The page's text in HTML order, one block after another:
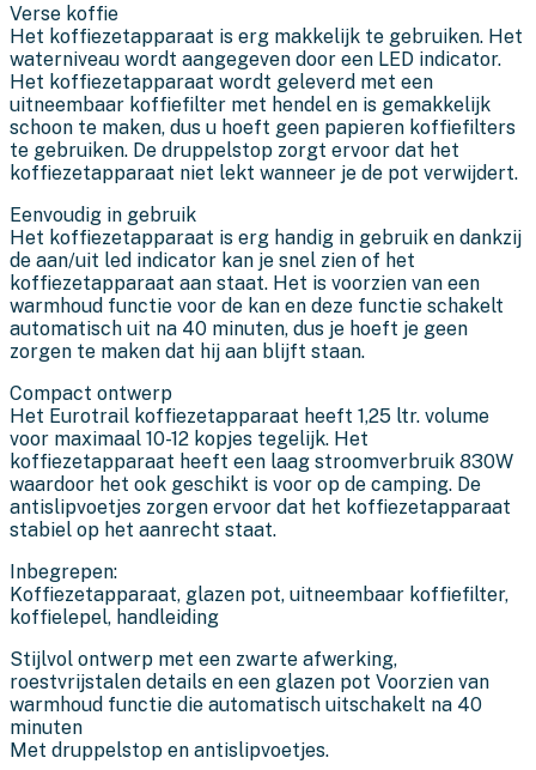
Verse koffie
Het koffiezetapparaat is erg makkelijk te gebruiken. Het
waterniveau wordt aangegeven door een LED indicator.
Het koffiezetapparaat wordt geleverd met een
uitneembaar koffiefilter met hendel en is gemakkelijk
schoon te maken, dus u hoeft geen papieren koffiefilters
te gebruiken. De druppelstop zorgt ervoor dat het
koffiezetapparaat niet lekt wanneer je de pot verwijdert.
Eenvoudig in gebruik
Het koffiezetapparaat is erg handig in gebruik en dankzij
de aan/uit led indicator kan je snel zien of het
koffiezetapparaat aan staat. Het is voorzien van een
warmhoud functie voor de kan en deze functie schakelt
automatisch uit na 40 minuten, dus je hoeft je geen
zorgen te maken dat hij aan blijft staan.
Compact ontwerp
Het Eurotrail koffiezetapparaat heeft 1,25 ltr. volume
voor maximaal 10-12 kopjes tegelijk. Het
koffiezetapparaat heeft een laag stroomverbruik 830W
waardoor het ook geschikt is voor op de camping. De
antislipvoetjes zorgen ervoor dat het koffiezetapparaat
stabiel op het aanrecht staat.
Inbegrepen:
Koffiezetapparaat, glazen pot, uitneembaar koffiefilter,
koffielepel, handleiding
Stijlvol ontwerp met een zwarte afwerking,
roestvrijstalen details en een glazen pot Voorzien van
warmhoud functie die automatisch uitschakelt na 40
minuten
Met druppelstop en antislipvoetjes.